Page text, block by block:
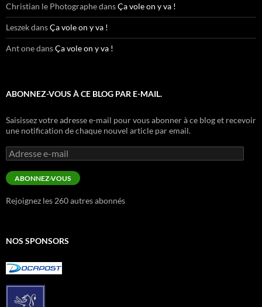
Christian le PhotographedansÇa vole on y va !
LeszekdansÇa vole on y va !
Ant onedansÇa vole on y va !
ABONNEZ-VOUS À CE BLOG PAR E-MAIL.
Saisissez votre adresse e-mail pour vous abonner à ce blog et recevoir
une notification de chaque nouvel article par email.
Adresse
e-
mail
ABONNEZ-VOUS
Rejoignez les 260 autres abonnés
NOS SPONSORS